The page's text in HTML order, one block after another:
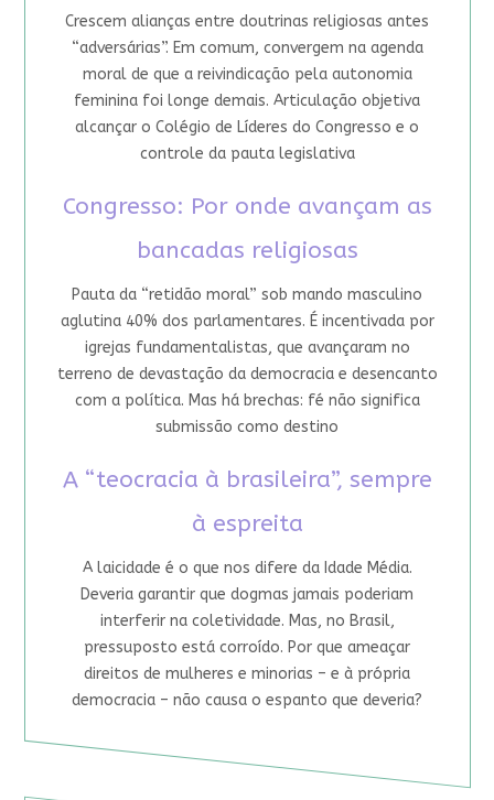
Crescem alianças entre doutrinas religiosas antes
“adversárias”. Em comum, convergem na agenda
moral de que a reivindicação pela autonomia
feminina foi longe demais. Articulação objetiva
alcançar o Colégio de Líderes do Congresso e o
controle da pauta legislativa
Congresso: Por onde avançam as
bancadas religiosas
Pauta da “retidão moral” sob mando masculino
aglutina 40% dos parlamentares. É incentivada por
igrejas fundamentalistas, que avançaram no
terreno de devastação da democracia e desencanto
com a política. Mas há brechas: fé não significa
submissão como destino
A “teocracia à brasileira”, sempre
à espreita
A laicidade é o que nos difere da Idade Média.
Deveria garantir que dogmas jamais poderiam
interferir na coletividade. Mas, no Brasil,
pressuposto está corroído. Por que ameaçar
direitos de mulheres e minorias – e à própria
democracia – não causa o espanto que deveria?